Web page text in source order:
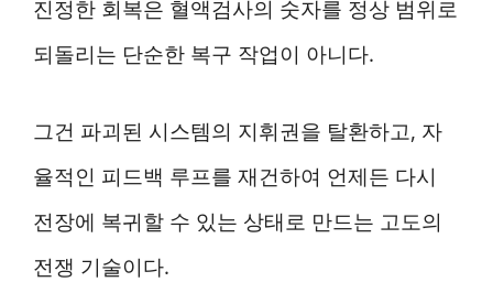
진정한 회복은 혈액검사의 숫자를 정상 범위로
되돌리는 단순한 복구 작업이 아니다.
그건 파괴된 시스템의 지휘권을 탈환하고, 자
율적인 피드백 루프를 재건하여 언제든 다시
전장에 복귀할 수 있는 상태로 만드는 고도의
전쟁 기술이다.